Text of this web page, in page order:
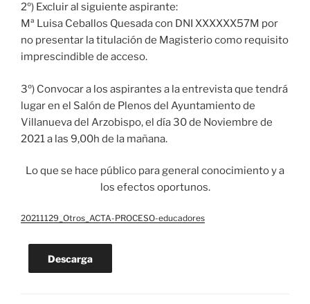
2º) Excluir al siguiente aspirante:
Mª Luisa Ceballos Quesada con DNI XXXXXX57M por
no presentar la titulación de Magisterio como requisito
imprescindible de acceso.
3º) Convocar a los aspirantes a la entrevista que tendrá
lugar en el Salón de Plenos del Ayuntamiento de
Villanueva del Arzobispo, el día 30 de Noviembre de
2021 a las 9,00h de la mañana.
Lo que se hace público para general conocimiento y a
los efectos oportunos.
20211129_Otros_ACTA-PROCESO-educadores
Descarga